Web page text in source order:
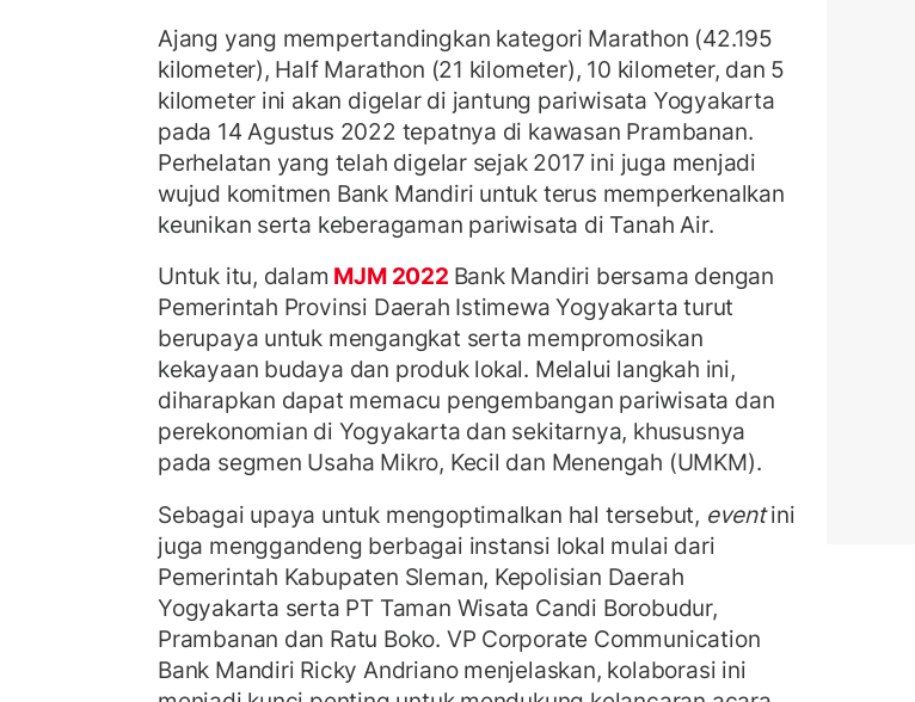
Ajang yang mempertandingkan kategori Marathon (42.195
kilometer), Half Marathon (21 kilometer), 10 kilometer, dan 5
kilometer ini akan digelar di jantung pariwisata Yogyakarta
pada 14 Agustus 2022 tepatnya di kawasan Prambanan.
Perhelatan yang telah digelar sejak 2017 ini juga menjadi
wujud komitmen Bank Mandiri untuk terus memperkenalkan
keunikan serta keberagaman pariwisata di Tanah Air.
Untuk itu, dalam MJM 2022 Bank Mandiri bersama dengan
Pemerintah Provinsi Daerah Istimewa Yogyakarta turut
berupaya untuk mengangkat serta mempromosikan
kekayaan budaya dan produk lokal. Melalui langkah ini,
diharapkan dapat memacu pengembangan pariwisata dan
perekonomian di Yogyakarta dan sekitarnya, khususnya
pada segmen Usaha Mikro, Kecil dan Menengah (UMKM).
Sebagai upaya untuk mengoptimalkan hal tersebut, eventini
juga menggandeng berbagai instansi lokal mulai dari
Pemerintah Kabupaten Sleman, Kepolisian Daerah
Yogyakarta serta PT Taman Wisata Candi Borobudur,
Prambanan dan Ratu Boko. VP Corporate Communication
Bank Mandiri Ricky Andriano menjelaskan, kolaborasi ini